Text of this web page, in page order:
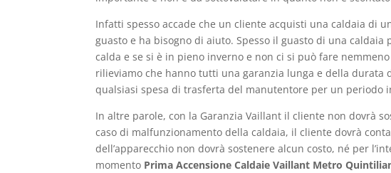
Infatti spesso accade che un cliente acquisti una caldaia di
guasto e ha bisogno di aiuto. Spesso il guasto di una
calda e se si è in pieno inverno e non ci si può fare
rilieviamo che hanno tutti una garanzia lunga e della durata
qualsiasi spesa di trasferta del manutentore per un periodo
In altre parole, con la Garanzia Vaillant il cliente non dovrà
caso di malfunzionamento della caldaia, il cliente dovrà
dell’apparecchio non dovrà sostenere alcun costo, né per
momento Prima Accensione Caldaie Vaillant Metro